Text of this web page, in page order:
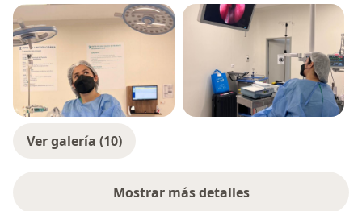
Ver galería (10)
Mostrar más detalles
sobre la experiencia